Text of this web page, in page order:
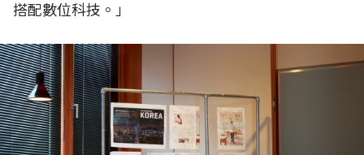
搭配數位科技。」